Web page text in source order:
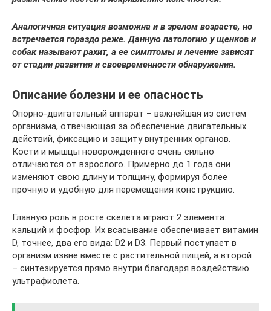
Аналогичная ситуация возможна и в зрелом возрасте, но
встречается гораздо реже. Данную патологию у щенков и
собак называют рахит, а ее симптомы и лечение зависят
от стадии развития и своевременности обнаружения.
Описание болезни и ее опасность
Опорно-двигательный аппарат – важнейшая из систем
организма, отвечающая за обеспечение двигательных
действий, фиксацию и защиту внутренних органов.
Кости и мышцы новорожденного очень сильно
отличаются от взрослого. Примерно до 1 года они
изменяют свою длину и толщину, формируя более
прочную и удобную для перемещения конструкцию.
Главную роль в росте скелета играют 2 элемента:
кальций и фосфор. Их всасывание обеспечивает витамин
D, точнее, два его вида: D2 и D3. Первый поступает в
организм извне вместе с растительной пищей, а второй
– синтезируется прямо внутри благодаря воздействию
ультрафиолета.